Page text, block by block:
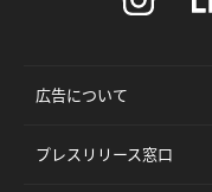
広告について
プレスリリース窓口